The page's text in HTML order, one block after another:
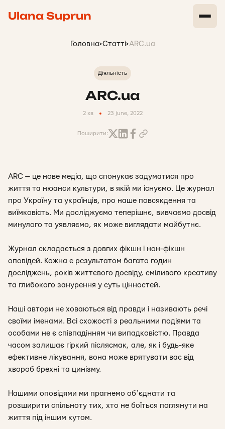
Ulana Suprun
Головна>Статті>ARC.ua
Діяльність
ARC.ua
2 хв 23 june, 2022
Поширити:
ARC — це нове медіа, що спонукає задуматися про
життя та нюанси культури, в якій ми існуємо. Це журнал
про Україну та українців, про наше повсякдення та
виїмковість. Ми досліджуємо теперішнє, вивчаємо досвід
минулого та уявляємо, як може виглядати майбутнє.
Журнал складається з довгих фікшн і нон-фікшн
оповідей. Кожна є результатом багато годин
досліджень, років життєвого досвіду, сміливого креативу
та глибокого занурення у суть цінностей.
Наші автори не ховаються від правди і називають речі
своїми іменами. Всі схожості з реальними подіями та
особами не є співпадінням чи випадковістю. Правда
часом залишає гіркий післясмак, але, як і будь-яке
ефективне лікування, вона може врятувати вас від
хвороб брехні та цинізму.
Нашими оповідями ми прагнемо обʼєднати та
розширити спільноту тих, хто не боїться поглянути на
життя під іншим кутом.